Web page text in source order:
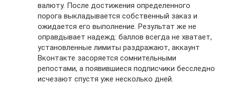
валюту. После достижения определенного
порога выкладывается собственный заказ и
ожидается его выполнение. Результат же не
оправдывает надежд: баллов всегда не хватает,
установленные лимиты раздражают, аккаунт
Вконтакте засоряется сомнительными
репостами, а появившиеся подписчики бесследно
исчезают спустя уже несколько дней.